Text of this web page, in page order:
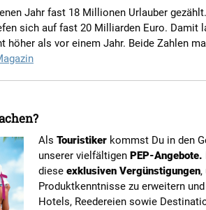
Jahr fast 18 Millionen Urlauber
sich auf fast 20 Milliarden Euro. Damit
höher als vor einem Jahr. Beide Zahlen
Als Touristiker kommst Du in den
unserer vielfältigen PEP-Angebote.
diese exklusiven Vergünstigungen,
Produktkenntnisse zu erweitern
Hotels, Reedereien sowie